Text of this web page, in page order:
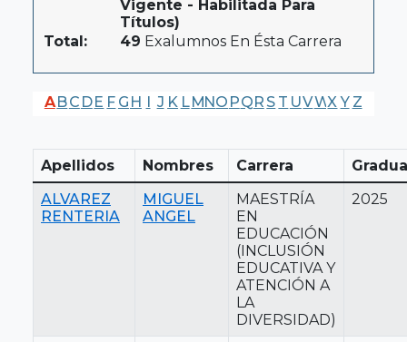
Vigente - Habilitada Para
Títulos)
Total:
49 Exalumnos En Ésta Carrera
ABC DE F G H I J K LMNO PQR S T UVWX Y Z
Apellidos Nombres Carrera
ALVAREZ
RENTERIA
MIGUEL
ANGEL
MAESTRÍA
EN
EDUCACIÓN
(INCLUSIÓN
EDUCATIVA Y
ATENCIÓN A
LA
DIVERSIDAD)
2025